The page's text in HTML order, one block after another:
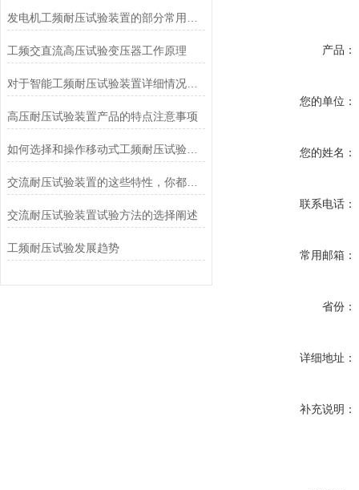
工频交直流高压试验变压器工作原理
对于智能工频耐压试验装置详细情况说明概述
高压耐压试验装置产品的特点注意事项
如何选择和操作移动式工频耐压试验仪？
交流耐压试验装置的这些特性，你都了解吗？
交流耐压试验装置试验方法的选择阐述
工频耐压试验发展趋势
产品：
您的单位：
您的姓名：
联系电话：
常用邮箱：
省份：
详细地址：
补充说明：